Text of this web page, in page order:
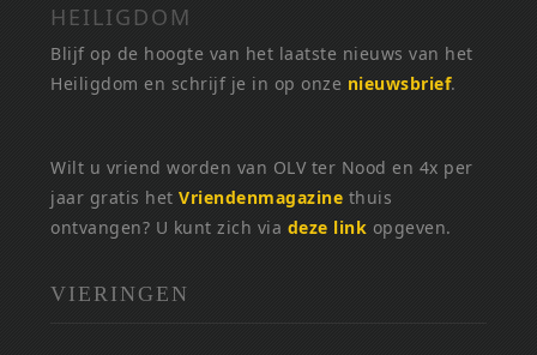
HEILIGDOM
Blijf op de hoogte van het laatste nieuws van het
Heiligdom en schrijf je in op onze nieuwsbrief.
Wilt u vriend worden van OLV ter Nood en 4x per
jaar gratis hetVriendenmagazine thuis
ontvangen? U kunt zich via deze link opgeven.
VIERINGEN